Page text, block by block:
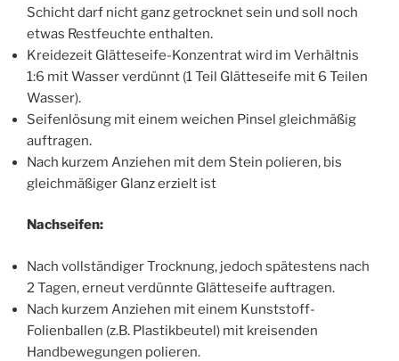
Schicht darf nicht ganz getrocknet sein und soll noch
etwas Restfeuchte enthalten.
Kreidezeit Glätteseife-Konzentrat wird im Verhältnis
1:6 mit Wasser verdünnt (1 Teil Glätteseife mit 6 Teilen
Wasser).
Seifenlösung mit einem weichen Pinsel gleichmäßig
auftragen.
Nach kurzem Anziehen mit dem Stein polieren, bis
gleichmäßiger Glanz erzielt ist
Nachseifen:
Nach vollständiger Trocknung, jedoch spätestens nach
2 Tagen, erneut verdünnte Glätteseife auftragen.
Nach kurzem Anziehen mit einem Kunststoff-
Folienballen (z.B. Plastikbeutel) mit kreisenden
Handbewegungen polieren.